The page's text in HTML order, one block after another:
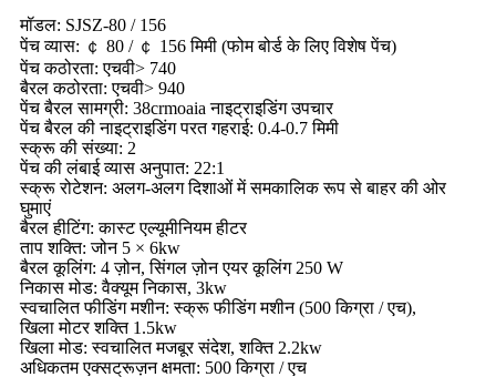
मॉडल: SJSZ-80 / 156
पेंच व्यास: ￠ 80 / ￠ 156 मिमी (फोम बोर्ड के लिए विशेष पेंच)
पेंच कठोरता: एचवी> 740
बैरल कठोरता: एचवी> 940
पेंच बैरल सामग्री: 38crmoaia नाइट्राइडिंग उपचार
पेंच बैरल की नाइट्राइडिंग परत गहराई: 0.4-0.7 मिमी
स्क्रू की संख्या: 2
पेंच की लंबाई व्यास अनुपात: 22:1
स्क्रू रोटेशन: अलग-अलग दिशाओं में समकालिक रूप से बाहर की ओर
घुमाएं
बैरल हीटिंग: कास्ट एल्यूमीनियम हीटर
ताप शक्ति: जोन 5 × 6kw
बैरल कूलिंग: 4 ज़ोन, सिंगल ज़ोन एयर कूलिंग 250 W
निकास मोड: वैक्यूम निकास, 3kw
स्वचालित फीडिंग मशीन: स्क्रू फीडिंग मशीन (500 किग्रा / एच),
खिला मोटर शक्ति 1.5kw
खिला मोड: स्वचालित मजबूर संदेश, शक्ति 2.2kw
अधिकतम एक्सट्रूज़न क्षमता: 500 किग्रा / एच